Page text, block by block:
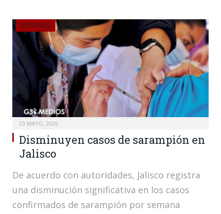
ESTATALES
23 MAYO, 2026
Disminuyen casos de sarampión en
Jalisco
De acuerdo con autoridades, Jalisco registra
una disminución significativa en los casos
confirmados de sarampión por semana